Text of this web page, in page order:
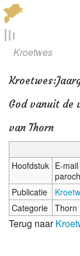
Menu
Locaties
Verenigingsinfo
Kroetwes
Kroetwes:
God vanuit
van Thorn
Hoofdstuk E-
Publicatie
Categorie
Thorn
Terug naar